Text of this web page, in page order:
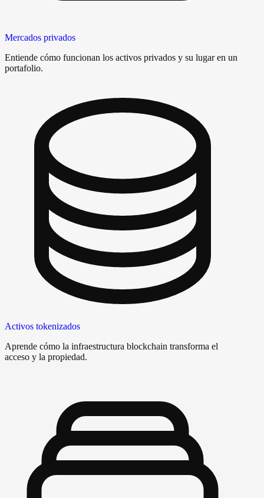
Mercados privados
Entiende cómo funcionan los activos privados y su lugar en un
portafolio.
Activos tokenizados
Aprende cómo la infraestructura blockchain transforma el
acceso y la propiedad.